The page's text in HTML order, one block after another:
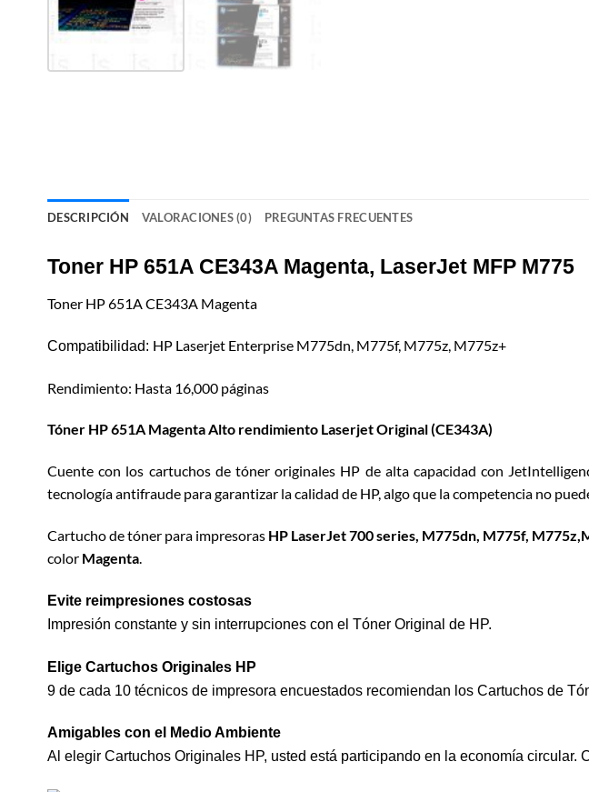
DESCRIPCIÓN VALORACIONES (0) PREGUNTAS FRECUENTES
Toner HP 651A CE343A Magenta, LaserJet MFP M775
Toner HP 651A CE343A Magenta
Compatibilidad: HP Laserjet Enterprise M775dn, M775f, M775z, M775z+
Rendimiento: Hasta 16,000 páginas
Tóner HP 651A Magenta Alto rendimiento Laserjet Original (CE343A)
Cuente con los cartuchos de tóner originales HP de alta capacidad con
tecnología antifraude para garantizar la calidad de HP, algo que la competencia no
Cartucho de tóner para impresoras HP LaserJet 700 series, M775dn, M775f,
color Magenta.
Evite reimpresiones costosas
Impresión constante y sin interrupciones con el Tóner Original de HP.
Elige Cartuchos Originales HP
9 de cada 10 técnicos de impresora encuestados recomiendan los Cartuchos de
Amigables con el Medio Ambiente
Al elegir Cartuchos Originales HP, usted está participando en la economía